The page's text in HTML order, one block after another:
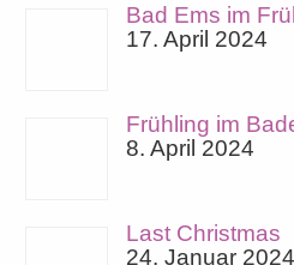
Bad Ems im
17. April 2024
Frühling im
8. April 2024
Last Christmas
24. Januar 2024